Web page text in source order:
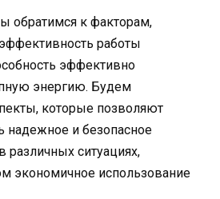
обратимся к факторам,
работы
эффективно
энергию. Будем
которые позволяют
надежное и безопасное
ситуациях,
экономичное использование